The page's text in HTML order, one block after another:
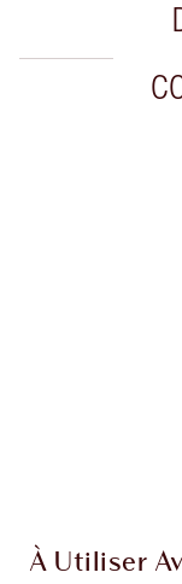
À Utiliser